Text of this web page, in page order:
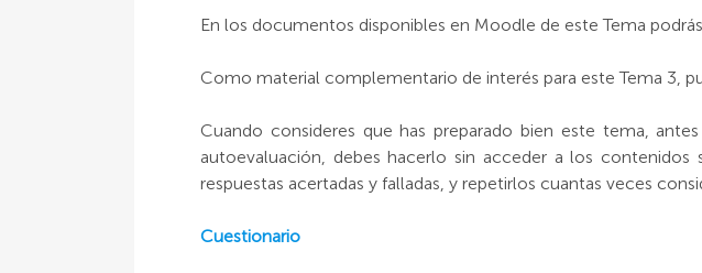
En los documentos disponibles en Moodle de este Tema
Como material complementario de interés para este Tema 3,
Cuando consideres que has preparado bien este tema,
autoevaluación, debes hacerlo sin acceder a los
respuestas acertadas y falladas, y repetirlos cuantas veces
Cuestionario